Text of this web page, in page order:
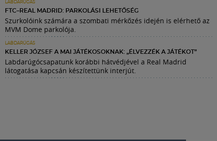
LABDARÚGÁS
FTC–REAL MADRID: PARKOLÁSI LEHETŐSÉG
Szurkolóink számára a szombati mérkőzés idején is elérhető az
MVM Dome parkolója.
LABDARÚGÁS
KELLER JÓZSEF A MAI JÁTÉKOSOKNAK: „ÉLVEZZÉK A JÁTÉKOT”
Labdarúgócsapatunk korábbi hátvédjével a Real Madrid
látogatása kapcsán készítettünk interjút.